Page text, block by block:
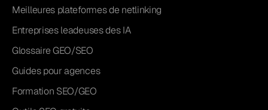
Meilleures plateformes de netlinking
Entreprises leadeuses des IA
Glossaire GEO/SEO
Guides pour agences
Formation SEO/GEO